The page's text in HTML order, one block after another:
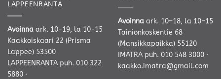
LAPPEENRANTA
Avoinna ark. 10-19, la 10-15
Kaakkoiskaari 22 (Prisma
Lappee) 53500
LAPPEENRANTA puh. 010 322
5880 ·
Avoinna ark. 10–18, la 10–15
Tainionkoskentie 68
(Mansikkapaikka) 55120
IMATRA puh. 010 548 3000 ·
kaakko.imatra@gmail.com